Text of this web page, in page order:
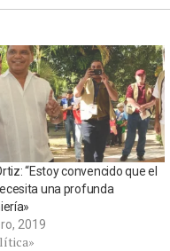
“Estoy convencido que el
una profunda
2019